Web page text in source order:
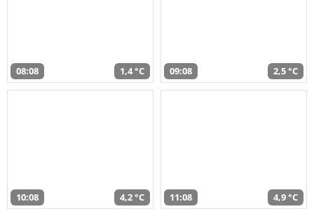
08:08 1,4 °C 09:08 2,5 °C
10:08 4,2 °C 11:08 4,9 °C